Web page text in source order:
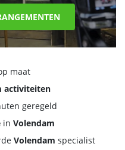
maat
activiteiten
geregeld
in Volendam
Volendam specialist